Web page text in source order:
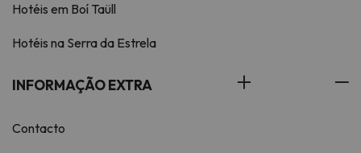
Hotéis em Boí Taüll
Hotéis na Serra da Estrela
INFORMAÇÃO EXTRA
Contacto